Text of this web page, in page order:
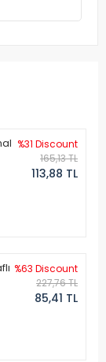
%31 Discount
165,13 TL
113,88 TL
%63 Discount
227,76 TL
85,41 TL